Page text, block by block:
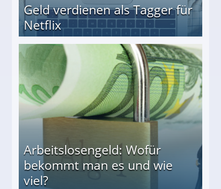
Geld verdienen als Tagger für
Netflix
Arbeitslosengeld: Wofür
bekommt man es und wie
viel?